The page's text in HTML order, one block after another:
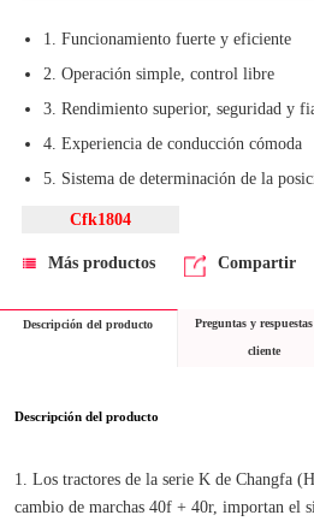
1. Funcionamiento fuerte y eficiente
2. Operación simple, control libre
3. Rendimiento superior, seguridad y
4. Experiencia de conducción cómoda
5. Sistema de determinación de la
Cfk1804
Más productos Compartir
Descripción del producto Preguntas y
cliente
Descripción del producto
1. Los tractores de la serie K de Changfa
cambio de marchas 40f + 40r, importan el